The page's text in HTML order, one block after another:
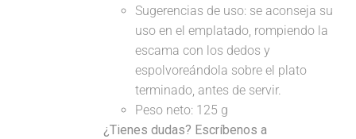
Sugerencias de uso: se aconseja su
uso en el emplatado, rompiendo la
escama con los dedos y
espolvoreándola sobre el plato
terminado, antes de servir.
Peso neto: 125 g
¿Tienes dudas? Escríbenos a